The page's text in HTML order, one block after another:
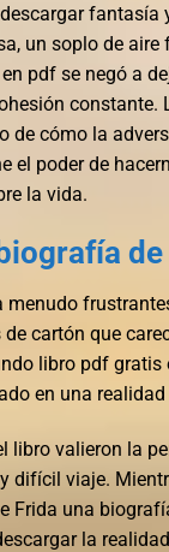
fantasía
un soplo de aire
pdf se negó a
constante.
de cómo la
el poder de
la vida.
cartón que
libro pdf gratis
en una
libro valieron la
difícil viaje.
Frida una
la